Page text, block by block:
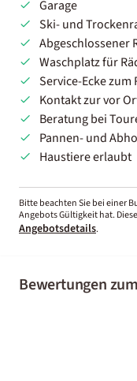
Garage
Ski- und
Abgeschlossener
Waschplatz für
Service-Ecke zum
Kontakt zur vor
Beratung bei
Pannen- und
Haustiere erlaubt
Bitte beachten Sie bei einer
Angebots Gültigkeit hat.
Angebotsdetails.
Bewertungen